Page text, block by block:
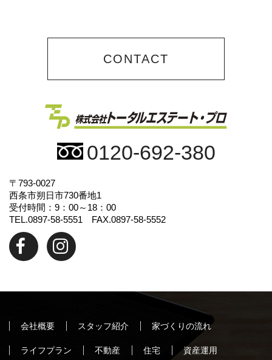
CONTACT
0120-692-380
〒793-0027
西条市朔日市730番地1
受付時間：9：00～18：00
TEL.0897-58-5551 FAX.0897-58-5552
会社概要 スタッフ紹介 家づくりの流れ
ライフプラン 不動産 住宅 資産運用